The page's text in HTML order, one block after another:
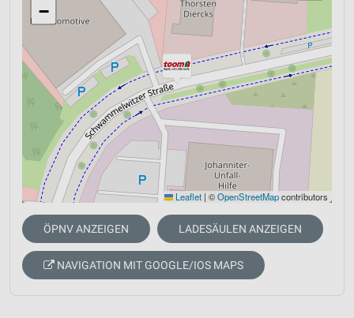
−
Leaflet | ©OpenStreetMapcontributors
ÖPNV ANZEIGEN LADESÄULEN ANZEIGEN
NAVIGATION MIT GOOGLE/IOS MAPS